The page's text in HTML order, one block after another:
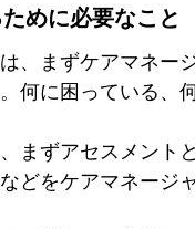
めに必要なこと
、まずケアマネー
何に困っている、
まずアセスメント
どをケアマネージ